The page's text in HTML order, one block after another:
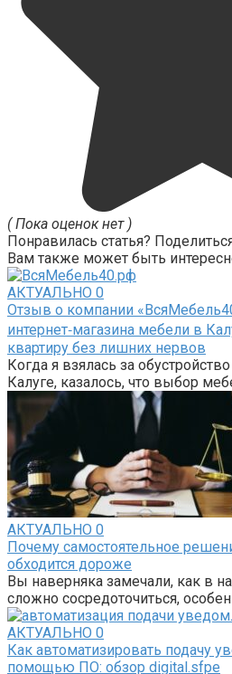
( Пока оценок нет )
Понравилась статья?
Вам также может быть
АКТУАЛЬНО 0
Отзыв о компании
интернет‑магазина мебели в
квартиру без лишних нервов
Когда я взялась за
Калуге, казалось, что выбор
АКТУАЛЬНО 0
Почему самостоятельное
обходится дороже
Вы наверняка замечали, как в
сложно сосредоточиться,
АКТУАЛЬНО 0
Как автоматизировать подачу
помощью ПО: обзор digital.sfpe